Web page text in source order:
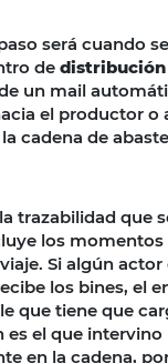
será cuando
de distribución
un mail
el productor o
cadena de
trazabilidad que
los momentos
Si algún actor
los bines, el
que tiene que
es el que intervino
en la cadena,